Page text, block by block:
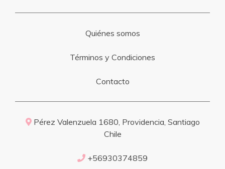
Quiénes somos
Términos y Condiciones
Contacto
Pérez Valenzuela 1680, Providencia, Santiago
Chile
+56930374859